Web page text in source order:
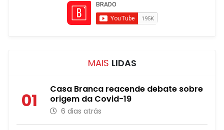
MAIS LIDAS
01
Casa Branca reacende debate sobre
origem da Covid-19
6 dias atrás